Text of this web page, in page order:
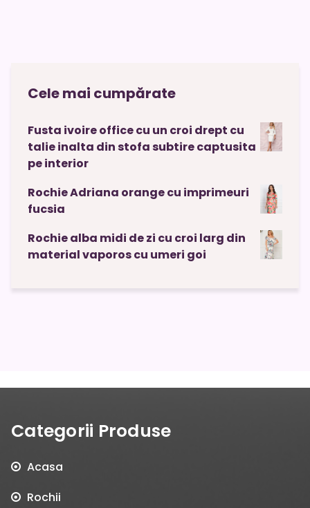
Cele mai cumpărate
Fusta ivoire office cu un croi drept cu
talie inalta din stofa subtire captusita
pe interior
Rochie Adriana orange cu imprimeuri
fucsia
Rochie alba midi de zi cu croi larg din
material vaporos cu umeri goi
Categorii Produse
Acasa
Rochii